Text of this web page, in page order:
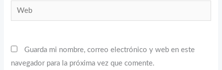
Web
Guarda mi nombre, correo electrónico y web en este
navegador para la próxima vez que comente.